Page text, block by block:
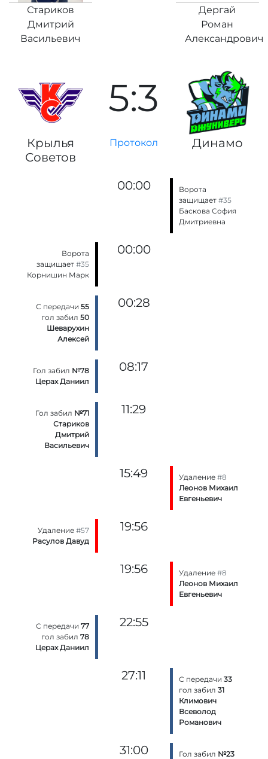
Стариков
Дмитрий
Васильевич
Дергай
Роман
Александрович
5:3
Крылья
Советов
Протокол Динамо
00:00
Ворота
защищает #35
Баскова София
Дмитриевна
Ворота
защищает#35
Корнишин Марк
00:00
С передачи55
гол забил50
Шеварухин
Алексей
00:28
Гол забил №78
Церах Даниил
08:17
Гол забил №71
Стариков
Дмитрий
Васильевич
11:29
15:49 Удаление #8
Леонов Михаил
Евгеньевич
Удаление#57
Расулов Давуд
19:56
19:56 Удаление #8
Леонов Михаил
Евгеньевич
С передачи77
гол забил78
Церах Даниил
22:55
27:11 С передачи 33
гол забил 31
Климович
Всеволод
Романович
31:00 Гол забил №23